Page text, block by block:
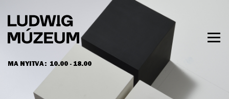
tartalomra
MA NYITVA: 10.00 - 18.00
NYITVATARTÁS ÉS JEGYÁRAK